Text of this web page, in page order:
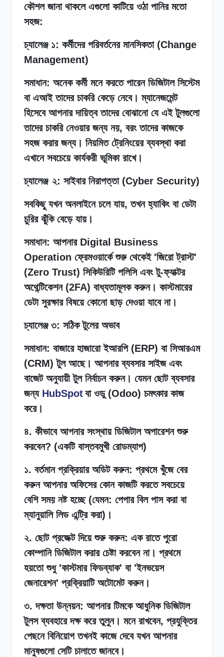
কৌশল জানা থাকলে এগুলো কাটিয়ে ওঠা পানির মতো
সহজ:
চ্যালেঞ্জ ১: কর্মীদের পরিবর্তনের মানসিকতা (Change
Management)
সমাধান: অনেক কর্মী মনে করতে পারেন ডিজিটাল সিস্টেম
বা এআই তাদের চাকরি কেড়ে নেবে। ম্যানেজমেন্ট
হিসেবে আপনার দায়িত্ব তাদের বোঝানো যে এই টুলগুলো
তাদের চাকরি নেওয়ার জন্য নয়, বরং তাদের কাজকে
সহজ করার জন্য। নিয়মিত ট্রেনিংয়ের ব্যবস্থা করা
এখানে সবচেয়ে কার্যকরী ভূমিকা রাখে।
চ্যালেঞ্জ ২: সাইবার নিরাপত্তা (Cyber Security)
সবকিছু যখন অনলাইনে চলে যায়, তখন হ্যাকিং বা ডেটা
চুরির ঝুঁকি বেড়ে যায়।
সমাধান: আপনার Digital Business
Operation ফ্রেমওয়ার্কে শুরু থেকেই 'জিরো ট্রাস্ট'
(Zero Trust) সিকিউরিটি পলিসি এবং টু-ফ্যাক্টর
অথেন্টিকেশন (2FA) বাধ্যতামূলক করুন। কাস্টমারের
ডেটা সুরক্ষার বিষয়ে কোনো ছাড় দেওয়া যাবে না।
চ্যালেঞ্জ ৩: সঠিক টুলের অভাব
সমাধান: বাজারে হাজারো ইআরপি (ERP) বা সিআরএম
(CRM) টুল আছে। আপনার ব্যবসার সাইজ এবং
বাজেট অনুযায়ী টুল নির্বাচন করুন। যেমন ছোট ব্যবসার
জন্য HubSpotবা ওডু (Odoo) চমৎকার কাজ
করে।
৪. কীভাবে আপনার সংস্থায় ডিজিটাল অপারেশন শুরু
করবেন? (একটি বাস্তবমুখী রোডম্যাপ)
১. বর্তমান প্রক্রিয়ার অডিট করুন: প্রথমে খুঁজে বের
করুন আপনার অফিসের কোন কাজটি করতে সবচেয়ে
বেশি সময় নষ্ট হচ্ছে (যেমন: পেপার বিল পাস করা বা
ম্যানুয়ালি লিড এন্ট্রি করা)।
২. ছোট প্রজেক্ট দিয়ে শুরু করুন: এক রাতে পুরো
কোম্পানি ডিজিটাল করার চেষ্টা করবেন না। প্রথমে
হয়তো শুধু 'কাস্টমার ফিডব্যাক' বা 'ইনভয়েস
জেনারেশন' প্রক্রিয়াটি অটোমেট করুন।
৩. দক্ষতা উন্নয়ন: আপনার টিমকে আধুনিক ডিজিটাল
টুলস ব্যবহারে দক্ষ করে তুলুন। মনে রাখবেন, প্রযুক্তির
পেছনে বিনিয়োগ তখনই কাজে দেবে যখন আপনার
মানুষগুলো সেটি চালাতে জানবে।